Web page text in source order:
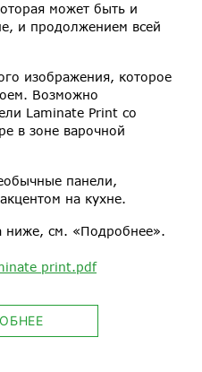
может быть и
и продолжением всей
изображения, которое
Возможно
Laminate Print со
в зоне варочной
панели,
на кухне.
ниже, см. «Подробнее».
print.pdf